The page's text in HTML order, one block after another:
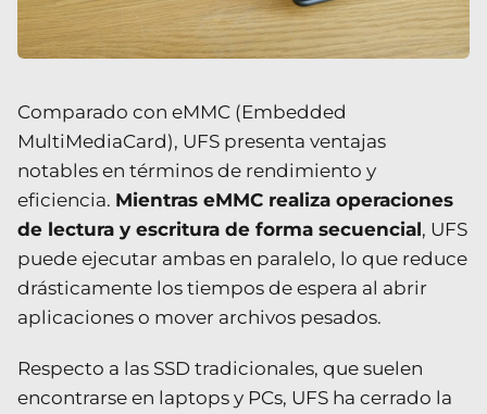
Comparado con eMMC (Embedded
MultiMediaCard), UFS presenta ventajas
notables en términos de rendimiento y
eficiencia. Mientras eMMC realiza operaciones
de lectura y escritura de forma secuencial, UFS
puede ejecutar ambas en paralelo, lo que reduce
drásticamente los tiempos de espera al abrir
aplicaciones o mover archivos pesados.
Respecto a las SSD tradicionales, que suelen
encontrarse en laptops y PCs, UFS ha cerrado la